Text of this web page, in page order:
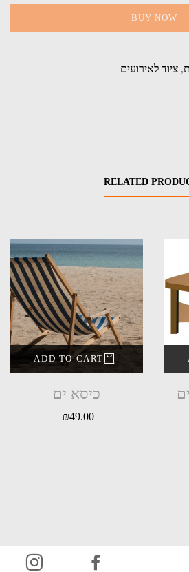
BUY NOW
, ציוד לאירועים
RELATED
ADD TO CART
כיסא ים
₪49.00